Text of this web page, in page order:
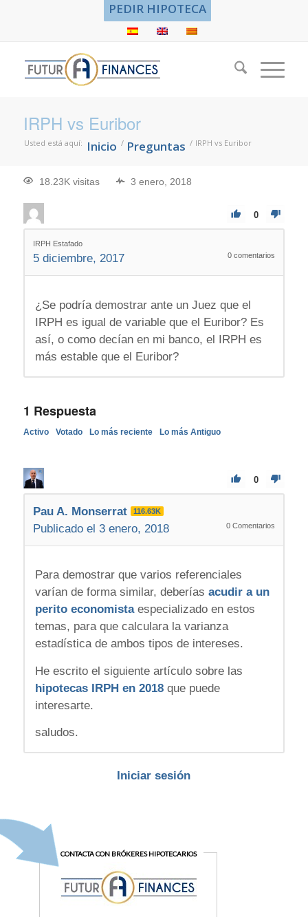
PEDIR HIPOTECA
IRPH vs Euribor
Usted está aquí: Inicio / Preguntas / IRPH vs Euribor
18.23K visitas 3 enero, 2018
0
IRPH Estafado
5 diciembre, 2017 0 comentarios
¿Se podría demostrar ante un Juez que el
IRPH es igual de variable que el Euribor? Es
así, o como decían en mi banco, el IRPH es
más estable que el Euribor?
1 Respuesta
Activo Votado Lo más reciente Lo más Antiguo
0
Pau A. Monserrat 116.63K
Publicado el 3 enero, 2018 0 Comentarios
Para demostrar que varios referenciales
varían de forma similar, deberías acudir a un
perito economistaespecializado en estos
temas, para que calculara la varianza
estadística de ambos tipos de intereses.
He escrito el siguiente artículo sobre las
hipotecas IRPH en 2018que puede
interesarte.
saludos.
Iniciar sesión